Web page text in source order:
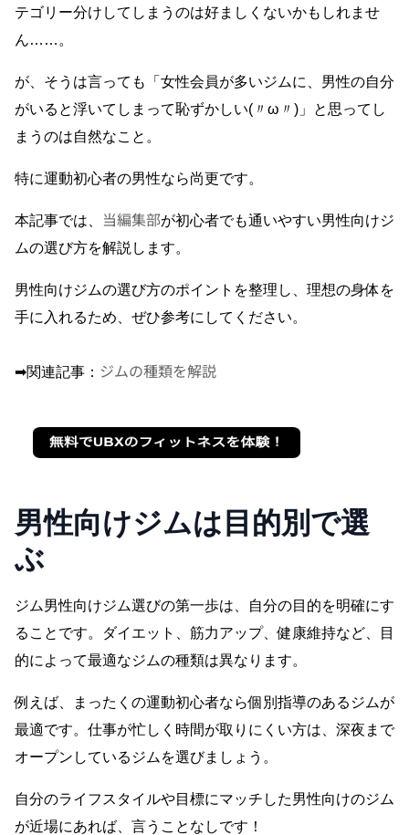
テゴリー分けしてしまうのは好ましくないかもしれませ
ん……。
が、そうは言っても「女性会員が多いジムに、男性の自分
がいると浮いてしまって恥ずかしい(〃ω〃)」と思ってし
まうのは自然なこと。
特に運動初心者の男性なら尚更です。
本記事では、 当編集部が初心者でも通いやすい男性向けジ
ムの選び方を解説します。
男性向けジムの選び方のポイントを整理し、理想の身体を
手に入れるため、ぜひ参考にしてください。
➡︎関連記事： ジムの種類を解説
男性向けジムは目的別で選
ぶ
ジム男性向けジム選びの第一歩は、自分の目的を明確にす
ることです。ダイエット、筋力アップ、健康維持など、目
的によって最適なジムの種類は異なります。
例えば、まったくの運動初心者なら個別指導のあるジムが
最適です。仕事が忙しく時間が取りにくい方は、深夜まで
オープンしているジムを選びましょう。
自分のライフスタイルや目標にマッチした男性向けのジム
が近場にあれば、言うことなしです！